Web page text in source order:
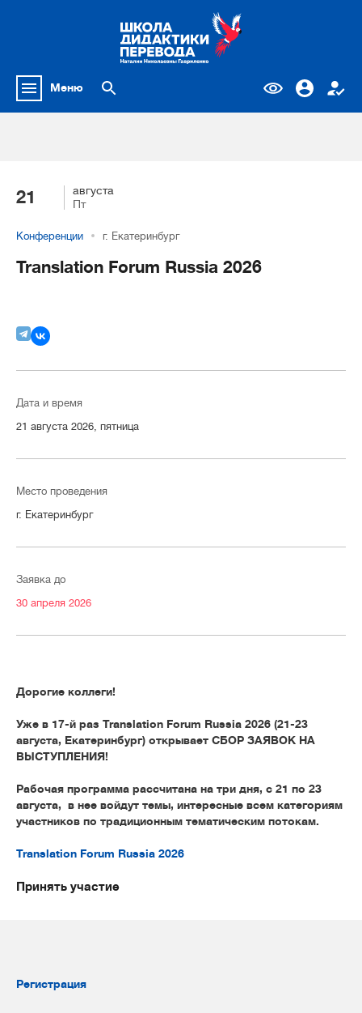
Меню
21
августа
Пт
Конференции г. Екатеринбург
Translation Forum Russia 2026
Дата и время
21 августа 2026, пятница
Место проведения
г. Екатеринбург
Заявка до
30 апреля 2026
Дорогие коллеги!
Уже в 17-й раз Translation Forum Russia 2026 (21-23
августа, Екатеринбург) открывает СБОР ЗАЯВОК НА
ВЫСТУПЛЕНИЯ!
Рабочая программа рассчитана на три дня, с 21 по 23
августа, в нее войдут темы, интересные всем категориям
участников по традиционным тематическим потокам.
Translation Forum Russia 2026
Принять участие
Регистрация